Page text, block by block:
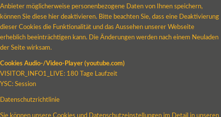
Anbieter möglicherweise personenbezogene Daten von Ihnen speichern,
können Sie diese hier deaktivieren. Bitte beachten Sie, dass eine Deaktivierung
dieser Cookies die Funktionalität und das Aussehen unserer Webseite
erheblich beeinträchtigen kann. Die Änderungen werden nach einem Neuladen
der Seite wirksam.
Cookies Audio-/Video-Player (youtube.com)
VISITOR_INFO1_LIVE: 180 Tage Laufzeit
YSC: Session
Datenschutzrichtlinie